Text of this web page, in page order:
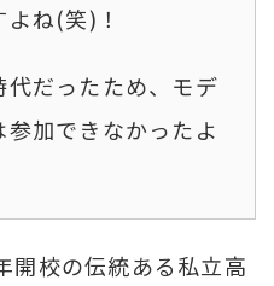
ね(笑)！
代だったため、モデ
加できなかったよ
開校の伝統ある私立高